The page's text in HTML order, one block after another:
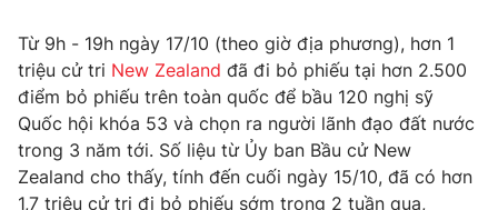
Thế giới đó đây
Câu chuyện quốc tế
Kinh tế
Tài chính
Thị trường
Góc doanh nghiệp
Dữ liệu và đời sống
Truyền hình
Phim VTV
Từ 9h - 19h ngày 17/10 (theo giờ địa phương), hơn 1
triệu cử tri New Zealand đã đi bỏ phiếu tại hơn 2.500
điểm bỏ phiếu trên toàn quốc để bầu 120 nghị sỹ
Quốc hội khóa 53 và chọn ra người lãnh đạo đất nước
trong 3 năm tới. Số liệu từ Ủy ban Bầu cử New
Zealand cho thấy, tính đến cuối ngày 15/10, đã có hơn
1,7 triệu cử tri đi bỏ phiếu sớm trong 2 tuần qua,